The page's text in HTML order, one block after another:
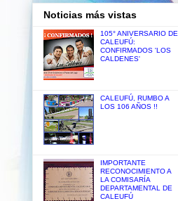
Noticias más vistas
105° ANIVERSARIO DE
CALEUFÚ:
CONFIRMADOS 'LOS
CALDENES'
CALEUFÚ, RUMBO A
LOS 106 AÑOS !!
IMPORTANTE
RECONOCIMIENTO A
LA COMISARÍA
DEPARTAMENTAL DE
CALEUFÚ